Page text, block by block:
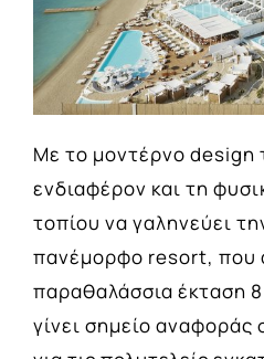
Με το μοντέρνο design
ενδιαφέρον και τη
τοπίου να γαληνεύει
πανέμορφο resort, που
παραθαλάσσια έκταση
γίνει σημείο αναφοράς